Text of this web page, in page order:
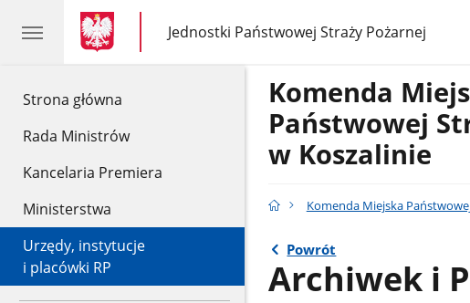
Strona główna
Rada Ministrów
Kancelaria Premiera
Ministerstwa
Urzędy, instytucje
i placówki RP
gov.pl
gov.pl
Jednostki Państwowej Straży Pożarnej
gov.pl
Jednostki
Państwowej
Komenda
Państwowej
w Koszalinie
Komenda Miejska
Powrót
Archiwek i